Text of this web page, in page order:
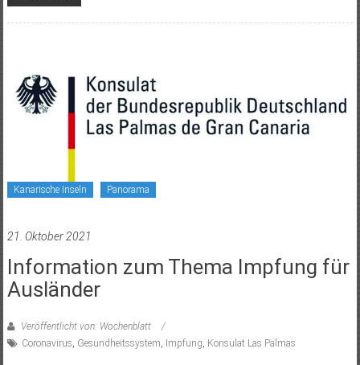
Kanarische Inseln Panorama
21. Oktober 2021
Information zum Thema Impfung für
Ausländer
Veröffentlicht von: Wochenblatt
Coronavirus, Gesundheitssystem, Impfung, Konsulat Las Palmas